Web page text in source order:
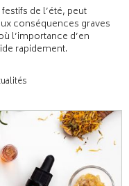
de l’été, peut
conséquences graves
l’importance d’en
rapidement.